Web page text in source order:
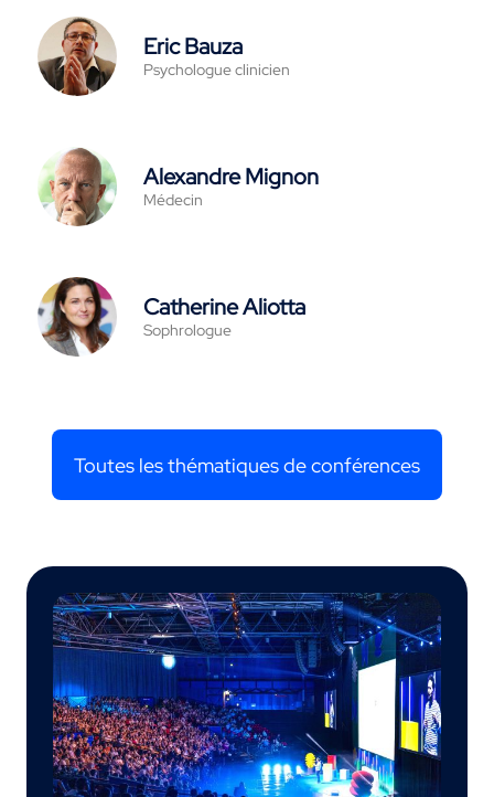
Eric Bauza
Psychologue clinicien
Alexandre Mignon
Médecin
Catherine Aliotta
Sophrologue
Toutes les thématiques de conférences